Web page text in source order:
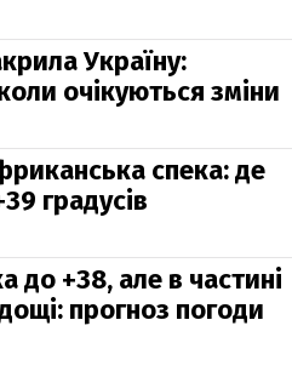
Україну:
очікуються зміни
спека: де
градусів
до +38, але в частині
прогноз погоди